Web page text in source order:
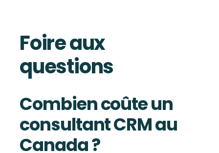
Foire aux
questions
Combien coûte un
consultant CRM au
Canada ?